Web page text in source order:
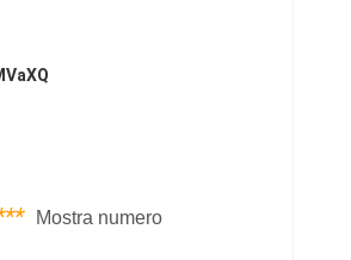
Mostra numero